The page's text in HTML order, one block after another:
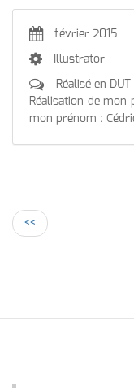
février 2015
Illustrator
Réalisé en
Réalisation de
mon prénom :
<<